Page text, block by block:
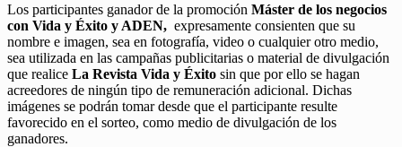
Los participantes ganador de la promoción Máster de los negocios
con Vida y Éxito y ADEN, expresamente consienten que su
nombre e imagen, sea en fotografía, video o cualquier otro medio,
sea utilizada en las campañas publicitarias o material de divulgación
que realice La Revista Vida y Éxito sin que por ello se hagan
acreedores de ningún tipo de remuneración adicional. Dichas
imágenes se podrán tomar desde que el participante resulte
favorecido en el sorteo, como medio de divulgación de los
ganadores.